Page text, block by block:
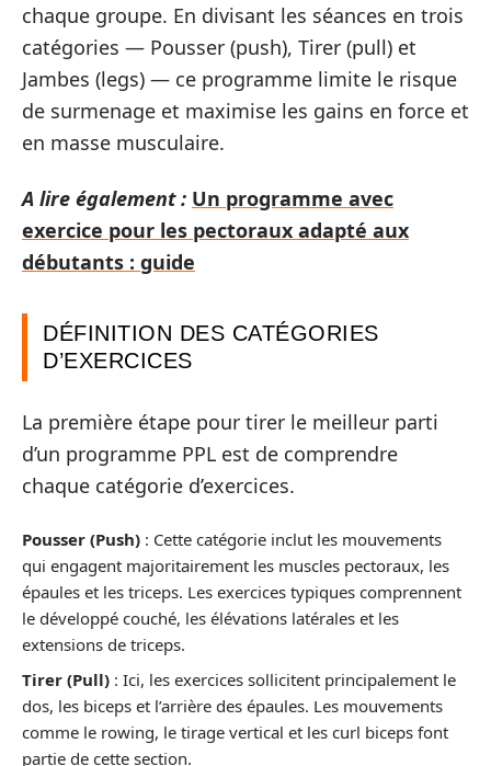
chaque groupe. En divisant les séances en trois
catégories — Pousser (push), Tirer (pull) et
Jambes (legs) — ce programme limite le risque
de surmenage et maximise les gains en force et
en masse musculaire.
A lire également : Un programme avec
exercice pour les pectoraux adapté aux
débutants : guide
DÉFINITION DES CATÉGORIES
D’EXERCICES
La première étape pour tirer le meilleur parti
d’un programme PPL est de comprendre
chaque catégorie d’exercices.
Pousser (Push) : Cette catégorie inclut les mouvements
qui engagent majoritairement les muscles pectoraux, les
épaules et les triceps. Les exercices typiques comprennent
le développé couché, les élévations latérales et les
extensions de triceps.
Tirer (Pull) : Ici, les exercices sollicitent principalement le
dos, les biceps et l’arrière des épaules. Les mouvements
comme le rowing, le tirage vertical et les curl biceps font
partie de cette section.